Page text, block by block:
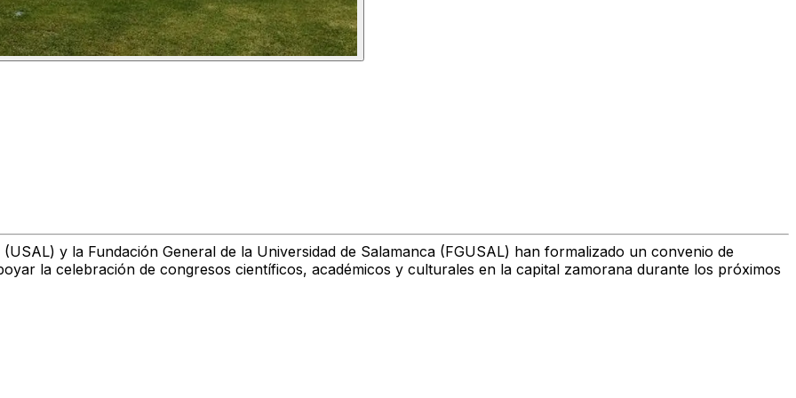
(USAL) y la Fundación General de la Universidad de Salamanca (FGUSAL) han formalizado un convenio de
la celebración de congresos científicos, académicos y culturales en la capital zamorana durante los próximos